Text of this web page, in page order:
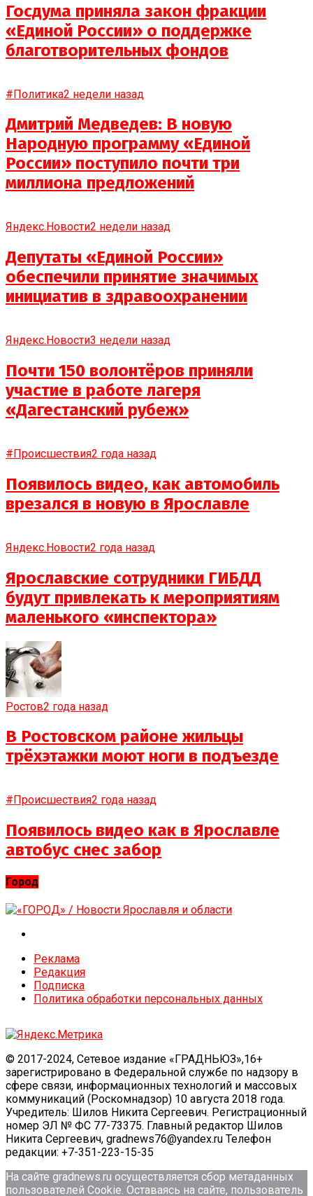
Госдума приняла закон фракции
«Единой России» о поддержке
благотворительных фондов
#Политика2 недели назад
Дмитрий Медведев: В новую
Народную программу «Единой
России» поступило почти три
миллиона предложений
Яндекс.Новости2 недели назад
Депутаты «Единой России»
обеспечили принятие значимых
инициатив в здравоохранении
Яндекс.Новости3 недели назад
Почти 150 волонтёров приняли
участие в работе лагеря
«Дагестанский рубеж»
#Происшествия2 года назад
Появилось видео, как автомобиль
врезался в новую в Ярославле
Яндекс.Новости2 года назад
Ярославские сотрудники ГИБДД
будут привлекать к мероприятиям
маленького «инспектора»
Ростов2 года назад
В Ростовском районе жильцы
трёхэтажки моют ноги в подъезде
#Происшествия2 года назад
Появилось видео как в Ярославле
автобус снес забор
Город
Реклама
Редакция
Подписка
Политика обработки персональных данных
© 2017-2024, Сетевое издание «ГРАДНЬЮЗ»,16+
зарегистрировано в Федеральной службе по надзору в
сфере связи, информационных технологий и массовых
коммуникаций (Роскомнадзор) 10 августа 2018 года.
Учредитель: Шилов Никита Сергеевич. Регистрационный
номер ЭЛ № ФС 77-73375. Главный редактор Шилов
Никита Сергеевич, gradnews76@yandex.ru Телефон
редакции: +7-351-223-15-35
На сайте gradnews.ru осуществляется сбор метаданных
пользователей Сookie. Оставаясь на сайте, пользователь